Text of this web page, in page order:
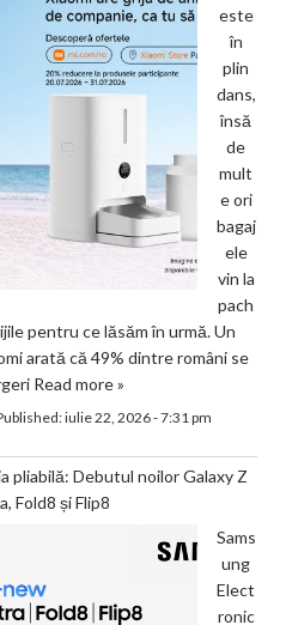
este
în
plin
dans,
însă
de
mult
e ori
bagaj
ele
vin la
pach
pentru ce lăsăm în urmă. Un
arată că 49% dintre români se
Read more »
iulie 22, 2026 - 7:31 pm
pliabilă: Debutul noilor Galaxy Z
Fold8 și Flip8
Sams
ung
Elect
ronic